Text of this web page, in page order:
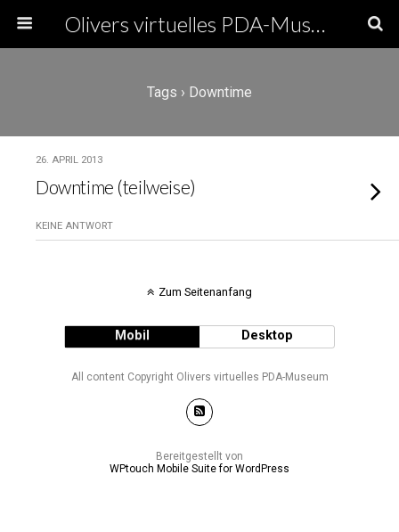
Olivers virtuelles PDA-Museum
Tags › Downtime
26. APRIL 2013
Downtime (teilweise)
KEINE ANTWORT
Zum Seitenanfang
Mobil Desktop
All content Copyright Olivers virtuelles PDA-Museum
Bereitgestellt von
WPtouch Mobile Suite for WordPress